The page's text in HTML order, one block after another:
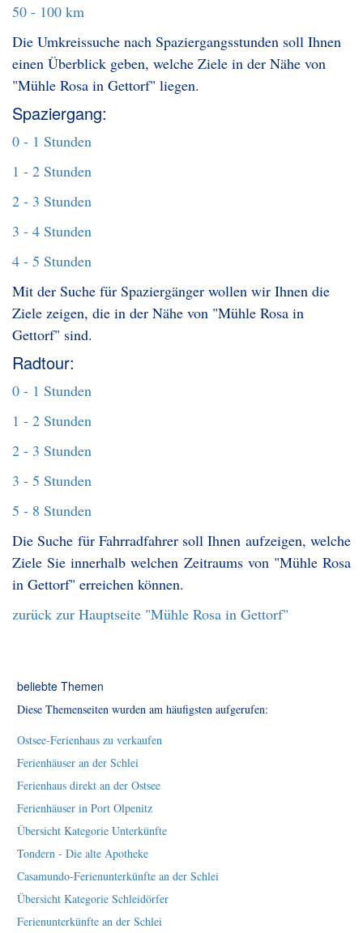
50 - 100 km
Die Umkreissuche nach Spaziergangsstunden soll Ihnen
einen Überblick geben, welche Ziele in der Nähe von
"Mühle Rosa in Gettorf" liegen.
Spaziergang:
0 - 1 Stunden
1 - 2 Stunden
2 - 3 Stunden
3 - 4 Stunden
4 - 5 Stunden
Mit der Suche für Spaziergänger wollen wir Ihnen die
Ziele zeigen, die in der Nähe von "Mühle Rosa in
Gettorf" sind.
Radtour:
0 - 1 Stunden
1 - 2 Stunden
2 - 3 Stunden
3 - 5 Stunden
5 - 8 Stunden
Die Suche für Fahrradfahrer soll Ihnen aufzeigen, welche
Ziele Sie innerhalb welchen Zeitraums von "Mühle Rosa
in Gettorf" erreichen können.
zurück zur Hauptseite "Mühle Rosa in Gettorf"
beliebte Themen
Diese Themenseiten wurden am häufigsten aufgerufen:
Ostsee-Ferienhaus zu verkaufen
Ferienhäuser an der Schlei
Ferienhaus direkt an der Ostsee
Ferienhäuser in Port Olpenitz
Übersicht Kategorie Unterkünfte
Tondern - Die alte Apotheke
Casamundo-Ferienunterkünfte an der Schlei
Übersicht Kategorie Schleidörfer
Ferienunterkünfte an der Schlei